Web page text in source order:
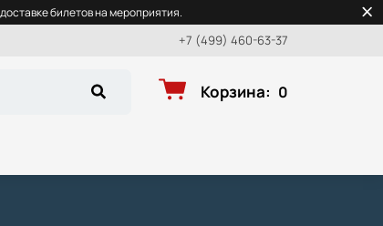
билетов на мероприятия.
+7 (499) 460-63-37
Корзина: 0